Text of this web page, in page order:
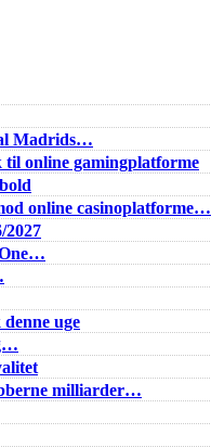
Madrids…
online gamingplatforme
online casinoplatforme…
2027
uge
milliarder…